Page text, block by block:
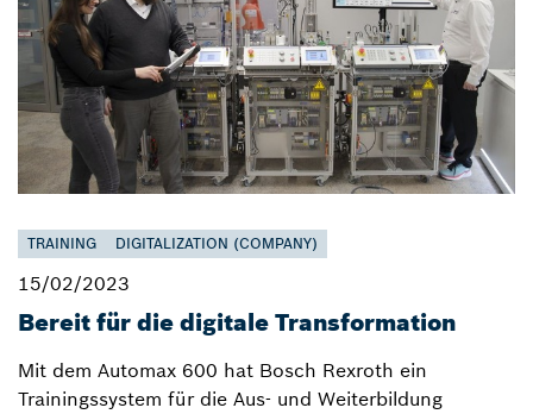
TRAINING DIGITALIZATION (COMPANY)
15/02/2023
Bereit für die digitale Transformation
Mit dem Automax 600 hat Bosch Rexroth ein
Trainingssystem für die Aus- und Weiterbildung